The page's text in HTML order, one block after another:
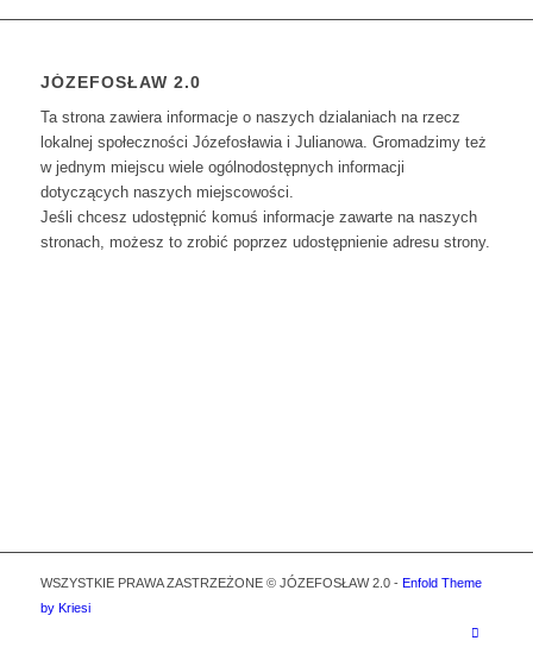
JÓZEFOSŁAW 2.0
Ta strona zawiera informacje o naszych dzialaniach na rzecz
lokalnej społeczności Józefosławia i Julianowa. Gromadzimy też
w jednym miejscu wiele ogólnodostępnych informacji
dotyczących naszych miejscowości.
Jeśli chcesz udostępnić komuś informacje zawarte na naszych
stronach, możesz to zrobić poprzez udostępnienie adresu strony.
WSZYSTKIE PRAWA ZASTRZEŻONE © JÓZEFOSŁAW 2.0 - Enfold Theme
by Kriesi